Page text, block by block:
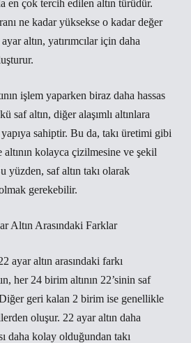
en çok tercih edilen altın türüdür.
ne kadar yüksekse o kadar değer
altın, yatırımcılar için daha
işlem yaparken biraz daha hassas
saf altın, diğer alaşımlı altınlara
sahiptir. Bu da, takı üretimi gibi
kolayca çizilmesine ve şekil
yüzden, saf altın takı olarak
gerekebilir.
Altın Arasındaki Farklar
ayar altın arasındaki farkı
her 24 birim altının 22’sinin saf
geri kalan 2 birim ise genellikle
oluşur. 22 ayar altın daha
daha kolay olduğundan takı